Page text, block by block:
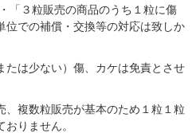
「３粒販売の商品のうち１粒に傷
位での補償・交換等の対応は致しか
たは少ない）傷、カケは免責とさせ
、複数粒販売が基本のため１粒１粒
りません。